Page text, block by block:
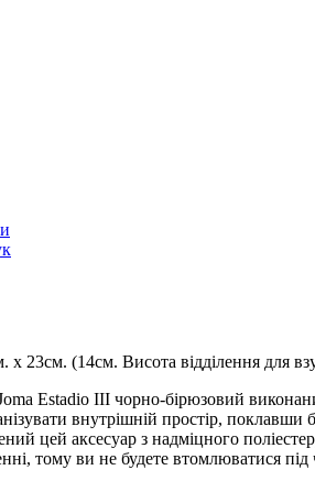
х 23см. (14см. Висота відділення для
Estadio III чорно-бірюзовий
внутрішній простір, поклавши
цей аксесуар з надміцного
тому ви не будете втомлюватися